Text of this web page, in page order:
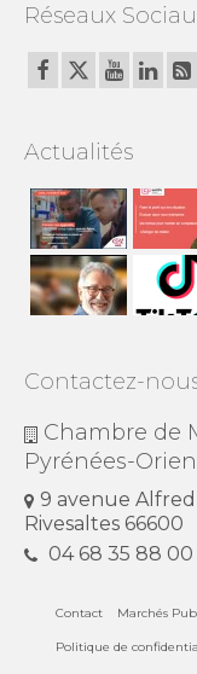
Réseaux
Actualités
Contactez-
Chambre de
Pyrénées-
9 avenue
Rivesaltes 66600
04 68 35 88 00
Contact Marchés
Politique de